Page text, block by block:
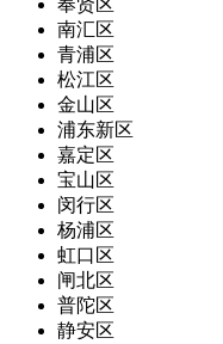
奉贤区
南汇区
青浦区
松江区
金山区
浦东新区
嘉定区
宝山区
闵行区
杨浦区
虹口区
闸北区
普陀区
静安区